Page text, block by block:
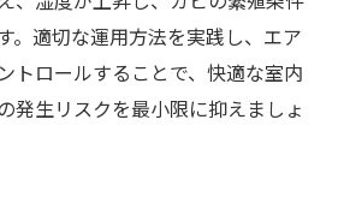
。適切な運用方法を実践し、エア
トロールすることで、快適な室内
発生リスクを最小限に抑えましょ